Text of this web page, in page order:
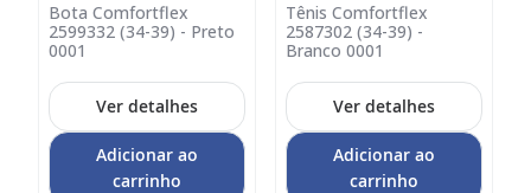
Bota Comfortflex
2599332 (34-39) - Preto
0001
Adicionar
no
carrinho
Ver detalhes
Adicionar ao
carrinho
Tênis Comfortflex
2587302 (34-39) -
Branco 0001
Adicionar
no
carrinho
Ver detalhes
Adicionar ao
carrinho